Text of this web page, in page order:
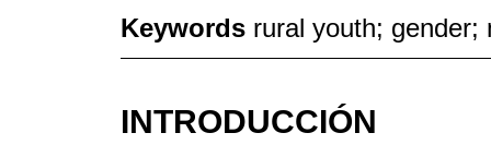
Keywords rural youth; gender;
INTRODUCCIÓN